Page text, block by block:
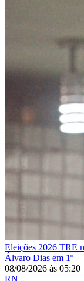
Eleições 2026 TRE
Álvaro Dias em 1º
08/08/2026 às 05:20
RN